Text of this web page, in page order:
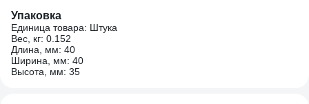
Упаковка
Единица товара: Штука
Вес, кг: 0.152
Длина, мм: 40
Ширина, мм: 40
Высота, мм: 35